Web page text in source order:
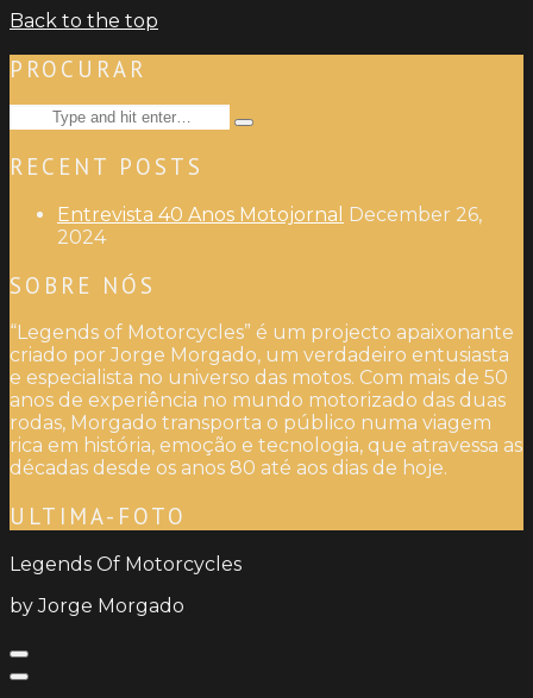
Back to the top
PROCURAR
Search
Type
RECENT POSTS
Entrevista 40 Anos Motojornal December 26,
2024
SOBRE NÓS
“Legends of Motorcycles” é um projecto apaixonante
criado por Jorge Morgado, um verdadeiro entusiasta
e especialista no universo das motos. Com mais de 50
anos de experiência no mundo motorizado das duas
rodas, Morgado transporta o público numa viagem
rica em história, emoção e tecnologia, que atravessa as
décadas desde os anos 80 até aos dias de hoje.
ULTIMA-FOTO
Legends Of Motorcycles
by Jorge Morgado